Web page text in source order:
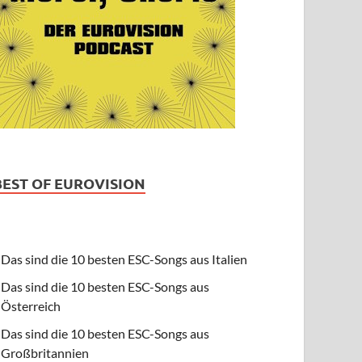
OF EUROVISION
Das sind die 10 besten ESC-Songs aus Italien
Das sind die 10 besten ESC-Songs aus
Österreich
Das sind die 10 besten ESC-Songs aus
Großbritannien